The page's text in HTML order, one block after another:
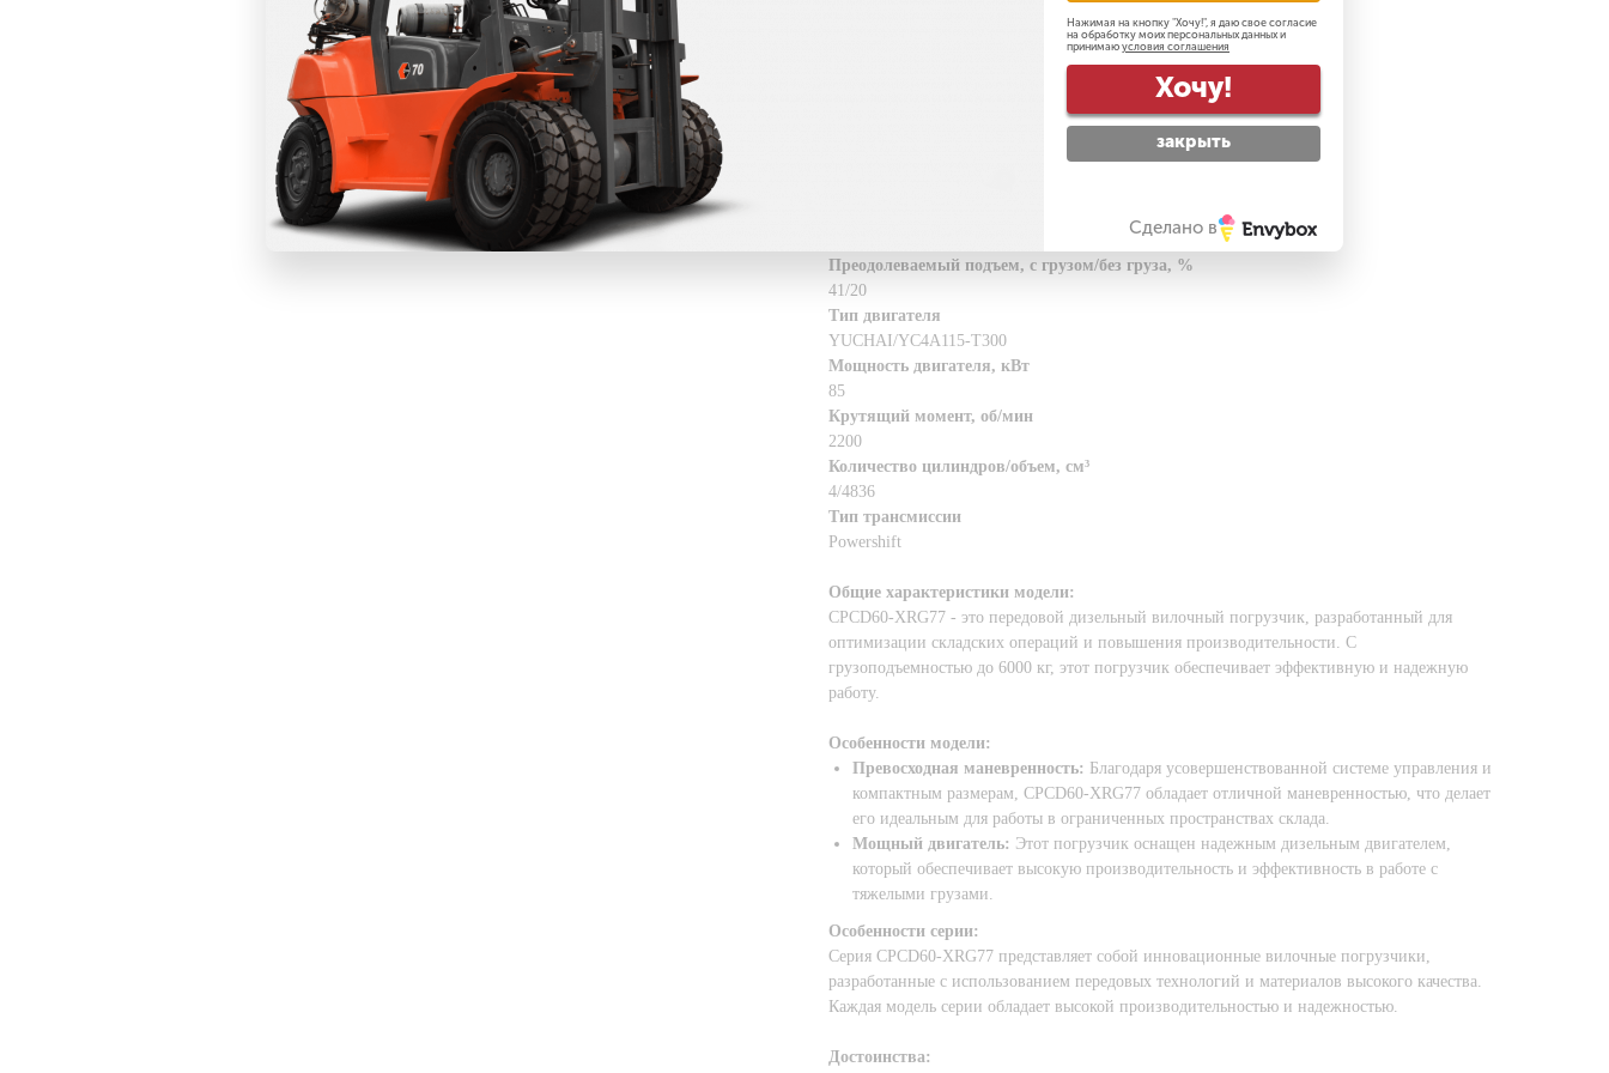
Ширина прохода для поддонов 800х1200 (в длину)
Скорость движения с грузом/без груза, км/ч
Скорость подъема, с грузом/без груза, м/с
Преодолеваемый подъем, с грузом/без груза, %
41/20
Тип двигателя
YUCHAI/YC4A115-T300
Мощность двигателя, кВт
85
Крутящий момент, об/мин
2200
Количество цилиндров/объем, см³
4/4836
Тип трансмиссии
Powershift
Общие характеристики модели:
CPCD60-XRG77 - это передовой дизельный вилочный погрузчик, разработанный для
оптимизации складских операций и повышения производительности. С
грузоподъемностью до 6000 кг, этот погрузчик обеспечивает эффективную и надежную
работу.
Особенности модели:
Превосходная маневренность: Благодаря усовершенствованной системе управления и
компактным размерам, CPCD60-XRG77 обладает отличной маневренностью, что делает
его идеальным для работы в ограниченных пространствах склада.
Мощный двигатель: Этот погрузчик оснащен надежным дизельным двигателем,
который обеспечивает высокую производительность и эффективность в работе с
тяжелыми грузами.
Особенности серии:
Серия CPCD60-XRG77 представляет собой инновационные вилочные погрузчики,
разработанные с использованием передовых технологий и материалов высокого качества.
Каждая модель серии обладает высокой производительностью и надежностью.
Достоинства:
Нажимая на кнопку "Хочу!", я даю свое согласие
на обработку моих персональных данных и
принимаю условия соглашения
Хочу!
закрыть
Сделано в